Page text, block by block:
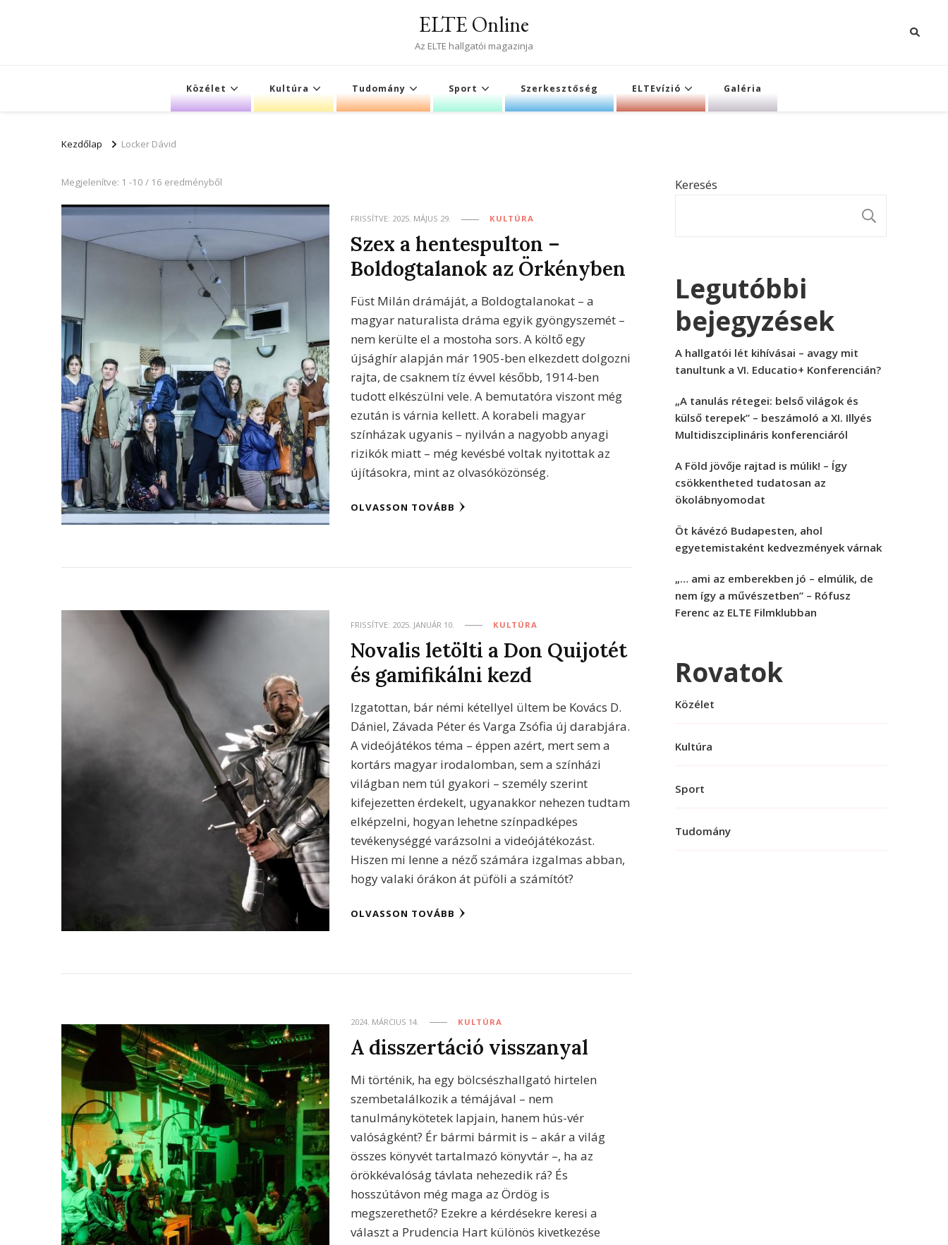
ELTE Online
Az ELTE hallgatói magazinja
Közélet Kultúra Tudomány Sport Szerkesztőség ELTEvízió Galéria
Kezdőlap Locker Dávid
Megjelenítve: 1 -10 / 16 eredményből
FRISSÍTVE: 2025. MÁJUS 29. KULTÚRA
Szex a hentespulton –
Boldogtalanok az Örkényben
Füst Milán drámáját, a Boldogtalanokat – a
magyar naturalista dráma egyik gyöngyszemét –
nem kerülte el a mostoha sors. A költő egy
újsághír alapján már 1905-ben elkezdett dolgozni
rajta, de csaknem tíz évvel később, 1914-ben
tudott elkészülni vele. A bemutatóra viszont még
ezután is várnia kellett. A korabeli magyar
színházak ugyanis – nyilván a nagyobb anyagi
rizikók miatt – még kevésbé voltak nyitottak az
újításokra, mint az olvasóközönség.
OLVASSON TOVÁBB
FRISSÍTVE: 2025. JANUÁR 10. KULTÚRA
Novalis letölti a Don Quijotét
és gamifikálni kezd
Izgatottan, bár némi kétellyel ültem be Kovács D.
Dániel, Závada Péter és Varga Zsófia új darabjára.
A videójátékos téma – éppen azért, mert sem a
kortárs magyar irodalomban, sem a színházi
világban nem túl gyakori – személy szerint
kifejezetten érdekelt, ugyanakkor nehezen tudtam
elképzelni, hogyan lehetne színpadképes
tevékenységgé varázsolni a videójátékozást.
Hiszen mi lenne a néző számára izgalmas abban,
hogy valaki órákon át püföli a számítót?
OLVASSON TOVÁBB
2024. MÁRCIUS 14. KULTÚRA
A disszertáció visszanyal
Mi történik, ha egy bölcsészhallgató hirtelen
szembetalálkozik a témájával – nem
tanulmánykötetek lapjain, hanem hús-vér
valóságként? Ér bármi bármit is – akár a világ
összes könyvét tartalmazó könyvtár –, ha az
örökkévalóság távlata nehezedik rá? És
hosszútávon még maga az Ördög is
megszerethető? Ezekre a kérdésekre keresi a
választ a Prudencia Hart különös kivetkezése
Keresés
Legutóbbi
bejegyzések
A hallgatói lét kihívásai – avagy mit
tanultunk a VI. Educatio+ Konferencián?
„A tanulás rétegei: belső világok és
külső terepek” – beszámoló a XI. Illyés
Multidiszciplináris konferenciáról
A Föld jövője rajtad is múlik! – Így
csökkentheted tudatosan az
ökolábnyomodat
Öt kávézó Budapesten, ahol
egyetemistaként kedvezmények várnak
„… ami az emberekben jó – elmúlik, de
nem így a művészetben” – Rófusz
Ferenc az ELTE Filmklubban
Rovatok
Közélet
Kultúra
Sport
Tudomány